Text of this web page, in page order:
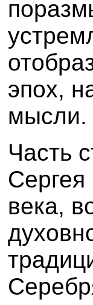
эпох,
мысли.
Часть
Сергея
века,